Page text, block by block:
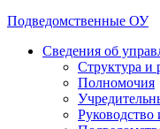
Подведомственные ОУ
Сведения об
Структура и
Полномочия
Руководство